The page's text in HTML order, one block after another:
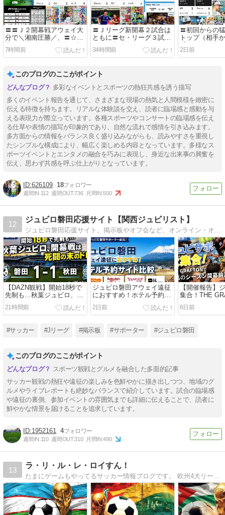
〓〓Ｊ２開幕戦アウェイ大
分で＼湘南圧勝／、〓☆延
長12回裏に225の一発が出
て＼横浜優勝／など、令和
7時間前
〓Ｊリーグ新開幕２試合は
ともに〓セ・リーグ３試合
より得点が多かった件はじ
め、8/7の〓〓関連
34時間前
〓初回からの
トップ（相手
「ビドい炎上
☆）はじめ、8/
2日前
このブログのここがポイント
多彩なイベントとスポーツの熱狂共感を誘う描写
多くのイベント報告を通じて、さまざまな現場の熱気と人間模様を緻密に
伝える特徴を持ちます。リアルな体験談を交え、読者に臨場感と感動を与
える表現力が際立っています。各種スポーツやコンサートの臨場感を伝え
る仕草や表情の描写が印象的であり、自然な流れで感情を引き込みます。
多方面からの情報をバランス良く盛り込みながらも、読みやすさを重視し
たシンプルな構成により、幅広く楽しめる内容となっています。多様なス
ポーツイベントとエンタメの融合を巧みに表現し、身近な出来事の興奮を
伝え、思わず共感を呼ぶ仕上がりとなっています。
626109 18
週間IN:112 週間OUT:736 月間IN:500
12
ジュビロ磐田応援サイト【関西ジュビリスト】
ジュビロ磐田応援サイト。掲示板やオフ会など、オンライン・オフラインで交流しています。一緒にジュビロを応援しましょう！
【DAZN観戦】開始18秒で
先制も…秋葉ジュビロ、開
幕戦は死闘の末のドロー｜
磐田 1-1 秋田
21時間前
ジュビロ磐田アウェイ遠征
におすすめ！ホテル予約サ
イト比較【じゃらん・楽
天・Yahoo!・一休】
2日前
【開催報告】
集合！THE
高のシーズン
会
6日前
#サッカー #Jリーグ #掲示板 #サポーター #ジュビロ磐田
このブログのここがポイント
スポーツ観戦とグルメを融合した多面的記事
サッカー観戦の熱狂や遠征の楽しみを色鮮やかに描き出しつつ、地域のグ
ルメやライブレポートも絶妙なバランスで紹介しています。試合の臨場感
や遠征の裏側、参加イベントの雰囲気までも詳細に伝えることで、読者に
鮮やかな情景を届けることを追求しています。
1952161 4
週間IN:110 週間OUT:310 月間IN:490
13
ラ・リ・ル・レ・ロイすん！